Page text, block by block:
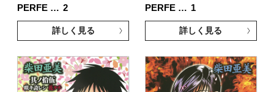
PERFE … 2
詳しく見る
PERFE … 1
詳しく見る